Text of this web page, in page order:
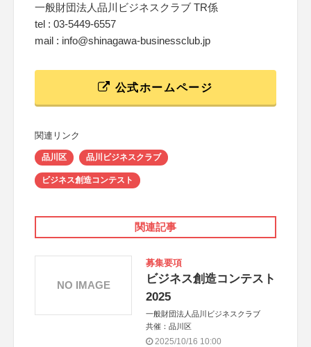
一般財団法人品川ビジネスクラブ TR係
tel : 03-5449-6557
mail : info@shinagawa-businessclub.jp
公式ホームページ
関連リンク
品川区 品川ビジネスクラブ
ビジネス創造コンテスト
関連記事
募集要項
ビジネス創造コンテスト
2025
一般財団法人品川ビジネスクラブ
共催：品川区
2025/10/16 10:00
NO IMAGE